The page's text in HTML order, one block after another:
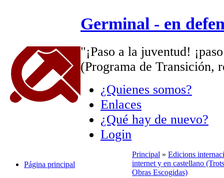
Germinal - en
"¡Paso a la juventud!
(Programa de Transición,
¿Quienes somos?
Enlaces
¿Qué hay de nuevo?
Login
Página principal
Principal » Edicions
internet y en castellano
Obras Escogidas)